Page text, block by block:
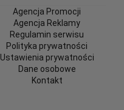
Agencja Promocji
Agencja Reklamy
Regulamin serwisu
Polityka prywatności
Ustawienia prywatności
Dane osobowe
Kontakt